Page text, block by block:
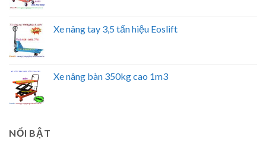
Xe nâng tay 3,5 tấn hiệu Eoslift
Xe nâng bàn 350kg cao 1m3
NỔI BẬT